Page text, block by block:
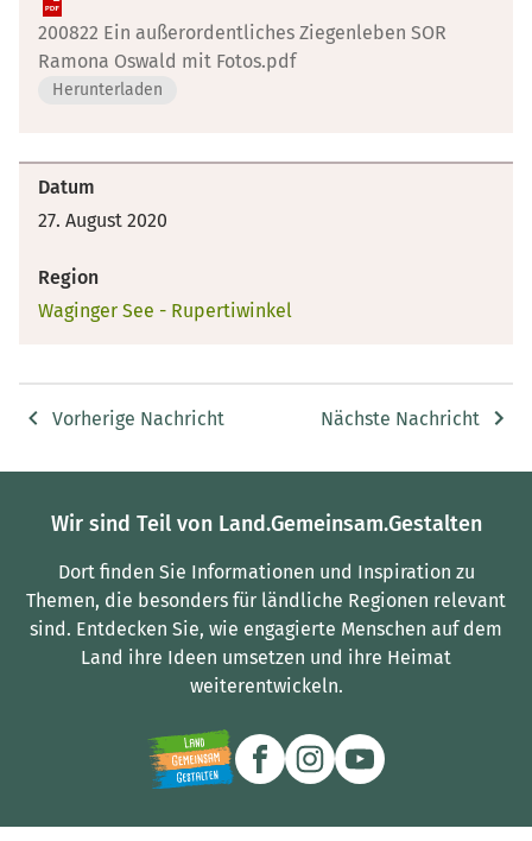
200822 Ein außerordentliches Ziegenleben SOR
Ramona Oswald mit Fotos.pdf
Herunterladen
Datum
27. August 2020
Region
Waginger See - Rupertiwinkel
Vorherige Nachricht Nächste Nachricht
Wir sind Teil von Land.Gemeinsam.Gestalten
Dort finden Sie Informationen und Inspiration zu
Themen, die besonders für ländliche Regionen relevant
sind. Entdecken Sie, wie engagierte Menschen auf dem
Land ihre Ideen umsetzen und ihre Heimat
weiterentwickeln.